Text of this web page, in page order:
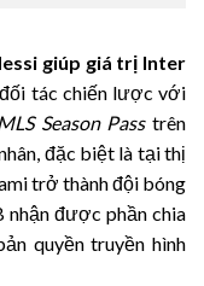
giúp giá trị Inter
tác chiến lược với
Season Passtrên
đặc biệt là tại thị
trở thành đội bóng
nhận được phần chia
quyền truyền hình